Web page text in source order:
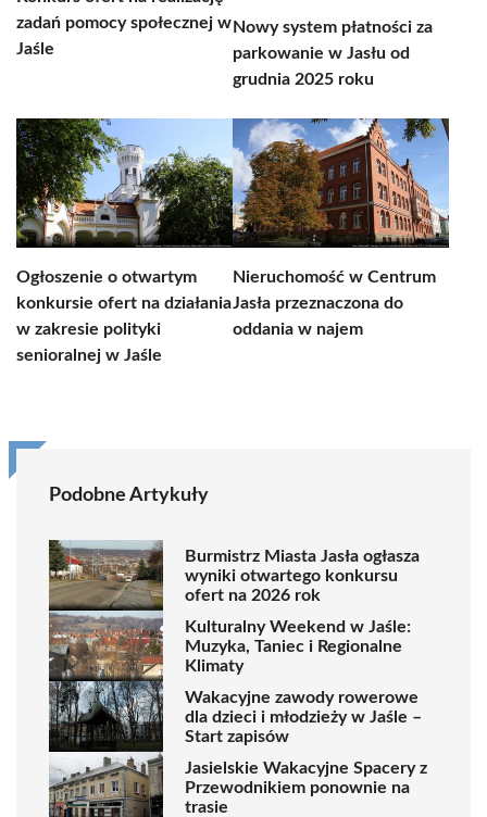
zadań pomocy społecznej w
Jaśle
Nowy system płatności za
parkowanie w Jasłu od
grudnia 2025 roku
Ogłoszenie o otwartym
konkursie ofert na działania
w zakresie polityki
senioralnej w Jaśle
Nieruchomość w Centrum
Jasła przeznaczona do
oddania w najem
Podobne Artykuły
Burmistrz Miasta Jasła ogłasza
wyniki otwartego konkursu
ofert na 2026 rok
Kulturalny Weekend w Jaśle:
Muzyka, Taniec i Regionalne
Klimaty
Wakacyjne zawody rowerowe
dla dzieci i młodzieży w Jaśle –
Start zapisów
Jasielskie Wakacyjne Spacery z
Przewodnikiem ponownie na
trasie